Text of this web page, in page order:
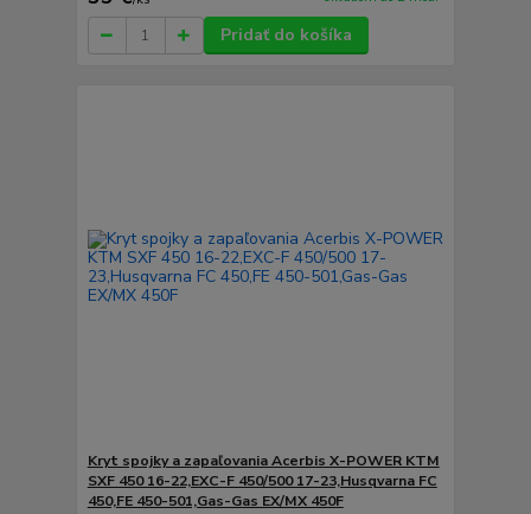
Pridať do košíka
Kryt spojky a zapaľovania Acerbis X-POWER KTM
SXF 450 16-22,EXC-F 450/500 17-23,Husqvarna FC
450,FE 450-501,Gas-Gas EX/MX 450F